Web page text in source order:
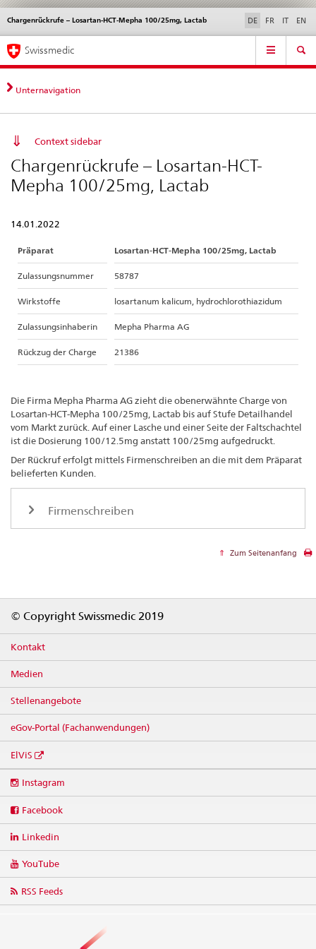
Direktnavigation
News,
Rechtsgrundlagen,
Kontakt
News & Updates Kontakt | Support & Hilfe
Chargenrückrufe – Losartan-HCT-Mepha 100/25mg, Lactab
Sprachwahl DE FR IT EN
Service
Hauptnavigation
Swissmedic
Unternavigation
Context sidebar
Chargenrückrufe – Losartan-HCT-
Mepha 100/25mg, Lactab
14.01.2022
Präparat Losartan-HCT-Mepha 100/25mg, Lactab
Zulassungsnummer 58787
Wirkstoffe losartanum kalicum, hydrochlorothiazidum
Zulassungsinhaberin Mepha Pharma AG
Rückzug der Charge 21386
Die Firma Mepha Pharma AG zieht die obenerwähnte Charge von
Losartan-HCT-Mepha 100/25mg, Lactab bis auf Stufe Detailhandel
vom Markt zurück. Auf einer Lasche und einer Seite der Faltschachtel
ist die Dosierung 100/12.5mg anstatt 100/25mg aufgedruckt.
Der Rückruf erfolgt mittels Firmenschreiben an die mit dem Präparat
belieferten Kunden.
Firmenschreiben
Zum Seitenanfang
© Copyright Swissmedic 2019
Kontakt
Medien
Stellenangebote
eGov-Portal (Fachanwendungen)
ElViS
media
Instagram
Facebook
Linkedin
YouTube
RSS Feeds